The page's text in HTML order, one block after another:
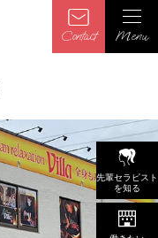
Contact Menu
先輩セラピスト
を知る